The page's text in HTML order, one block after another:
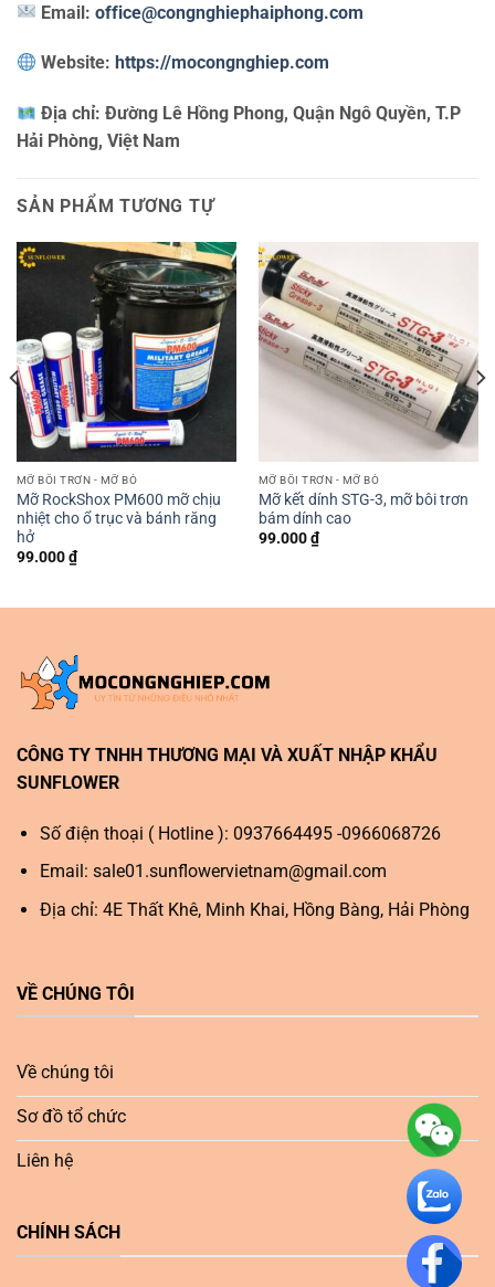
Email:office@congnghiephaiphong.com
Website: https://mocongnghiep.com
Địa chỉ:Đường Lê Hồng Phong, Quận Ngô Quyền, T.P
Hải Phòng, Việt Nam
SẢN PHẨM TƯƠNG TỰ
MỠ BÔI TRƠN - MỠ BÒ
Mỡ RockShox PM600 mỡ chịu
nhiệt cho ổ trục và bánh răng
hở
99.000₫
MỠ BÔI TRƠN - MỠ BÒ
Mỡ kết dính STG-3, mỡ bôi trơn
bám dính cao
99.000₫
CÔNG TY TNHH THƯƠNG MẠI VÀ XUẤT NHẬP KHẨU
SUNFLOWER
Số điện thoại ( Hotline ): 0937664495 -0966068726
Email: sale01.sunflowervietnam@gmail.com
Địa chỉ: 4E Thất Khê, Minh Khai, Hồng Bàng, Hải Phòng
VỀ CHÚNG TÔI
Về chúng tôi
Sơ đồ tổ chức
Liên hệ
CHÍNH SÁCH